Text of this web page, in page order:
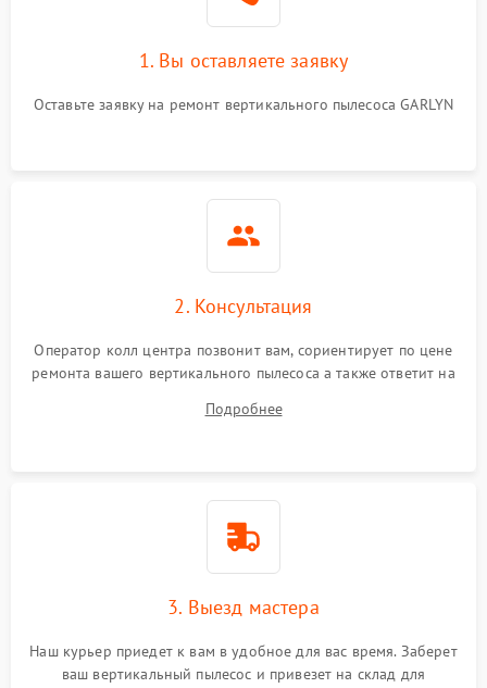
1. Вы оставляете заявку
Оставьте заявку на ремонт вертикального пылесоса GARLYN
2. Консультация
Оператор колл центра позвонит вам, сориентирует по цене
ремонта вашего вертикального пылесоса а также ответит на
Подробнее
3. Выезд мастера
Наш курьер приедет к вам в удобное для вас время. Заберет
ваш вертикальный пылесос и привезет на склад для